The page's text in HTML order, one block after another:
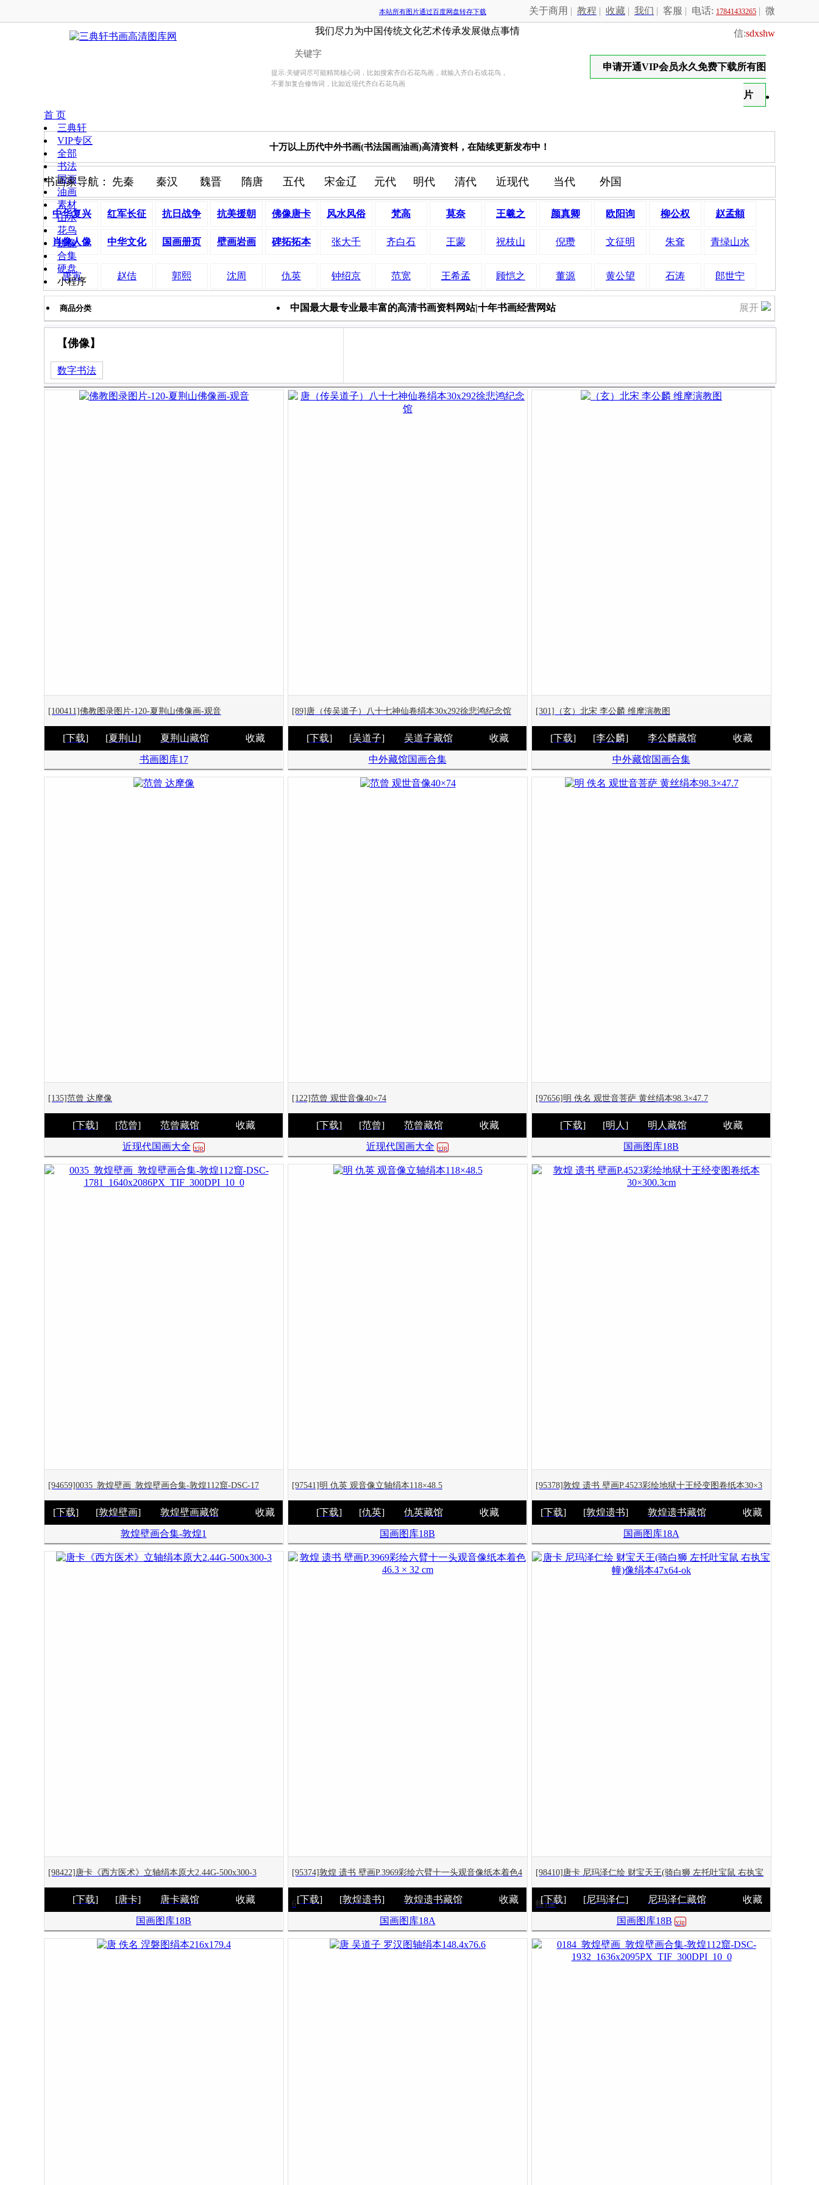
我们尽力为中国传统文化艺术传承发展做点事情
提示:关键词尽可能精简核心词，比如搜索齐白石花鸟画，就输入齐白石或花鸟，
不要加复合修饰词，比如近现代齐白石花鸟画
申请开通VIP会员永久免费下载所有图
片
首 页
三典轩
VIP专区
全部
书法
国画
油画
素材
山水
花鸟
佛像
合集
硬盘
小程序
十万以上历代中外书画(书法国画油画)高清资料，在陆续更新发布中！
书画家导航： 先秦 秦汉 魏晋 隋唐 五代 宋金辽 元代 明代 清代 近现代 当代 外国
中华复兴 红军长征 抗日战争 抗美援朝 佛像唐卡 风水风俗 梵高 莫奈 王羲之 颜真卿 欧阳询 柳公权 赵孟頫
肖像人像 中华文化 国画册页 壁画岩画 碑拓拓本 张大千 齐白石 王蒙 祝枝山 倪瓒 文征明 朱耷 青绿山水
唐寅 赵佶 郭熙 沈周 仇英 钟绍京 范宽 王希孟 顾恺之 董源 黄公望 石涛 郎世宁
商品分类 中国最大最专业最丰富的高清书画资料网站|十年书画经营网站 展开
【佛像】
数字书法
[100411]佛教图录图片-120-夏荆山佛像画-观音
[下载] [夏荆山] 夏荆山藏馆 收藏
书画图库17
[89]唐（传吴道子）八十七神仙卷绢本30x292徐悲鸿纪念馆
[下载] [吴道子] 吴道子藏馆 收藏
中外藏馆国画合集
[301]（玄）北宋 李公麟 维摩演教图
[下载] [李公麟] 李公麟藏馆 收藏
中外藏馆国画合集
[135]范曾 达摩像
[下载] [范曾] 范曾藏馆 收藏
近现代国画大全 vip
[122]范曾 观世音像40×74
[下载] [范曾] 范曾藏馆 收藏
近现代国画大全 vip
[97656]明 佚名 观世音菩萨 黄丝绢本98.3×47.7
[下载] [明人] 明人藏馆 收藏
国画图库18B
[94659]0035_敦煌壁画_敦煌壁画合集-敦煌112窟-DSC-17
[下载] [敦煌壁画] 敦煌壁画藏馆 收藏
敦煌壁画合集-敦煌1
[97541]明 仇英 观音像立轴绢本118×48.5
[下载] [仇英] 仇英藏馆 收藏
国画图库18B
[95378]敦煌 遗书 壁画P.4523彩绘地狱十王经变图卷纸本30×3
[下载] [敦煌遗书] 敦煌遗书藏馆 收藏
国画图库18A
[98422]唐卡《西方医术》立轴绢本原大2.44G-500x300-3
[下载] [唐卡] 唐卡藏馆 收藏
国画图库18B
[95374]敦煌 遗书 壁画P.3969彩绘六臂十一头观音像纸本着色4
6[下载] [敦煌遗书] 敦煌遗书藏馆 收藏
国画图库18A
[98410]唐卡 尼玛泽仁绘 财宝天王(骑白狮 左托吐宝鼠 右执宝
幢)像
[下载] [尼玛泽仁] 尼玛泽仁藏馆 收藏
国画图库18B vip
本站所有图片通过百度网盘转存下载 关于商用 | 教程 | 收藏 | 我们 | 客服 | 电话: 17841433265 | 微
信:sdxshw